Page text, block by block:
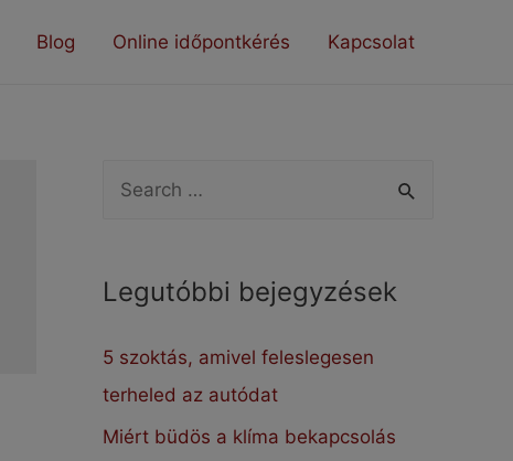
Blog Online időpontkérés Kapcsolat
h
f
o
Legutóbbi bejegyzések
5 szoktás, amivel feleslegesen
terheled az autódat
Miért büdös a klíma bekapcsolás